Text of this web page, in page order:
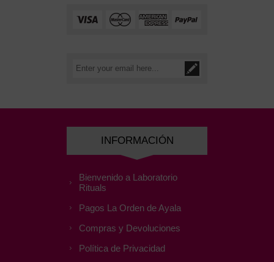
INFORMACIÓN
Bienvenido a Laboratorio
Rituals
Pagos La Orden de Ayala
Compras y Devoluciones
Política de Privacidad